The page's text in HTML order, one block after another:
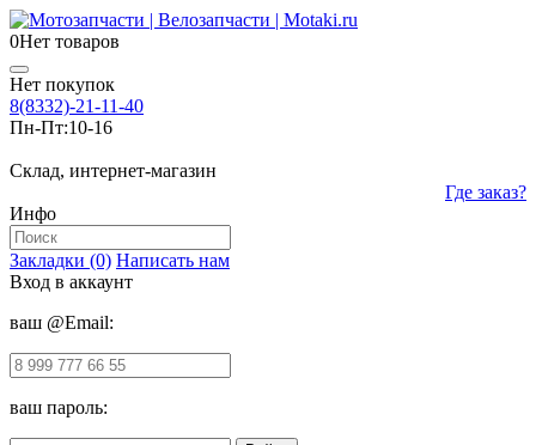
0Нет товаров
Нет покупок
8(8332)-21-11-40
Пн-Пт:10-16
Склад, интернет-магазин
Где заказ?
Инфо
Закладки (0) Написать нам
Вход в аккаунт
ваш @Email:
ваш пароль: